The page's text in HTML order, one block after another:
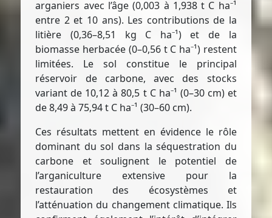
arganiers avec l’âge (0,003 à 1,938 t C ha⁻¹
entre 2 et 10 ans). Les contributions de la
litière (0,36–8,51 kg C ha⁻¹) et de la
biomasse herbacée (0–0,56 t C ha⁻¹) restent
limitées. Le sol constitue le principal
réservoir de carbone, avec des stocks
variant de 10,12 à 80,5 t C ha⁻¹ (0–30 cm) et
de 8,49 à 75,94 t C ha⁻¹ (30–60 cm).
Ces résultats mettent en évidence le rôle
dominant du sol dans la séquestration du
carbone et soulignent le potentiel de
l’arganiculture extensive pour la
restauration des écosystèmes et
l’atténuation du changement climatique. Ils